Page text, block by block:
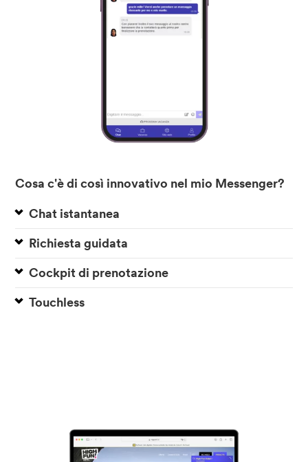
Cosa c'è di così innovativo nel mio Messenger?
Chat istantanea
Richiesta guidata
Cockpit di prenotazione
Touchless